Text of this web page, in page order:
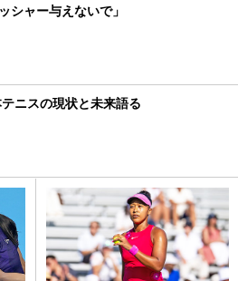
シャー与えないで」
ニスの現状と未来語る